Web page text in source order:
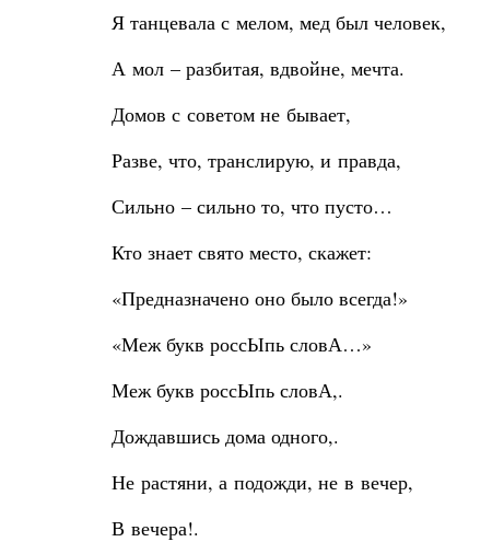
Я танцевала с мелом, мед был человек,
А мол – разбитая, вдвойне, мечта.
Домов с советом не бывает,
Разве, что, транслирую, и правда,
Сильно – сильно то, что пусто…
Кто знает свято место, скажет:
«Предназначено оно было всегда!»
«Меж букв россЫпь словА…»
Меж букв россЫпь словА,.
Дождавшись дома одного,.
Не растяни, а подожди, не в вечер,
В вечера!.